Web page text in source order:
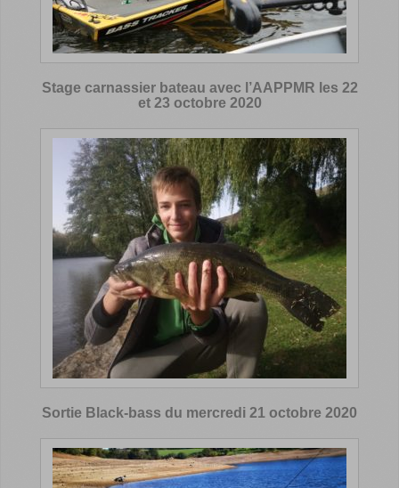
Stage carnassier bateau avec l’AAPPMR les 22
et 23 octobre 2020
Sortie Black-bass du mercredi 21 octobre 2020